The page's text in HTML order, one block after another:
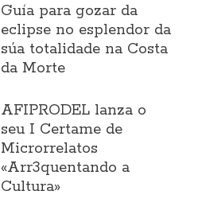
Guía para gozar da
eclipse no esplendor da
súa totalidade na Costa
da Morte
AFIPRODEL lanza o
seu I Certame de
Microrrelatos
«Arr3quentando a
Cultura»